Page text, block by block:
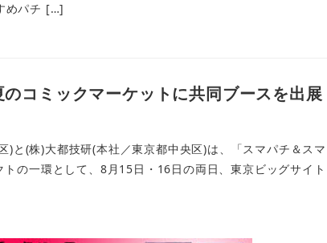
めパチ […]
コミックマーケットに共同ブースを出展
)と(株)大都技研(本社／東京都中央区)は、「スマパチ＆スマ
の一環として、8月15日・16日の両日、東京ビッグサイト